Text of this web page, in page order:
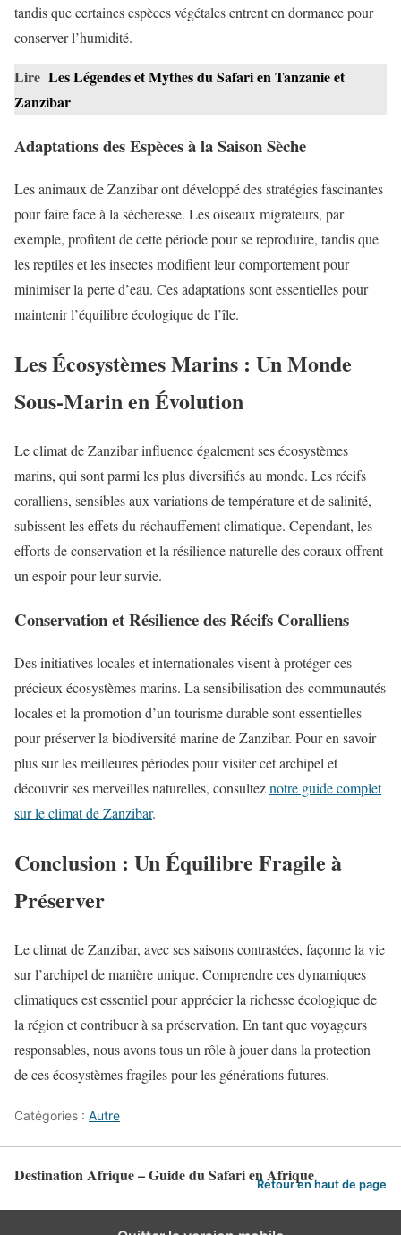
tandis que certaines espèces végétales entrent en dormance pour
conserver l’humidité.
Lire Les Légendes et Mythes du Safari en Tanzanie et
Zanzibar
Adaptations des Espèces à la Saison Sèche
Les animaux de Zanzibar ont développé des stratégies fascinantes
pour faire face à la sécheresse. Les oiseaux migrateurs, par
exemple, profitent de cette période pour se reproduire, tandis que
les reptiles et les insectes modifient leur comportement pour
minimiser la perte d’eau. Ces adaptations sont essentielles pour
maintenir l’équilibre écologique de l’île.
Les Écosystèmes Marins : Un Monde
Sous-Marin en Évolution
Le climat de Zanzibar influence également ses écosystèmes
marins, qui sont parmi les plus diversifiés au monde. Les récifs
coralliens, sensibles aux variations de température et de salinité,
subissent les effets du réchauffement climatique. Cependant, les
efforts de conservation et la résilience naturelle des coraux offrent
un espoir pour leur survie.
Conservation et Résilience des Récifs Coralliens
Des initiatives locales et internationales visent à protéger ces
précieux écosystèmes marins. La sensibilisation des communautés
locales et la promotion d’un tourisme durable sont essentielles
pour préserver la biodiversité marine de Zanzibar. Pour en savoir
plus sur les meilleures périodes pour visiter cet archipel et
découvrir ses merveilles naturelles, consulteznotre guide complet
sur le climat de Zanzibar.
Conclusion : Un Équilibre Fragile à
Préserver
Le climat de Zanzibar, avec ses saisons contrastées, façonne la vie
sur l’archipel de manière unique. Comprendre ces dynamiques
climatiques est essentiel pour apprécier la richesse écologique de
la région et contribuer à sa préservation. En tant que voyageurs
responsables, nous avons tous un rôle à jouer dans la protection
de ces écosystèmes fragiles pour les générations futures.
Catégories : Autre
Destination Afrique – Guide du Safari en AfriqueRetour en haut de page